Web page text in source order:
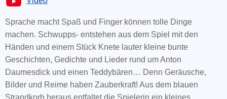
Sprache macht Spaß und Finger können tolle Dinge
machen. Schwupps- entstehen aus dem Spiel mit den
Händen und einem Stück Knete lauter kleine bunte
Geschichten, Gedichte und Lieder rund um Anton
Daumesdick und einen Teddybären… Denn Geräusche,
Bilder und Reime haben Zauberkraft! Aus dem blauen
Strandkorb heraus entfaltet die Spielerin ein kleines